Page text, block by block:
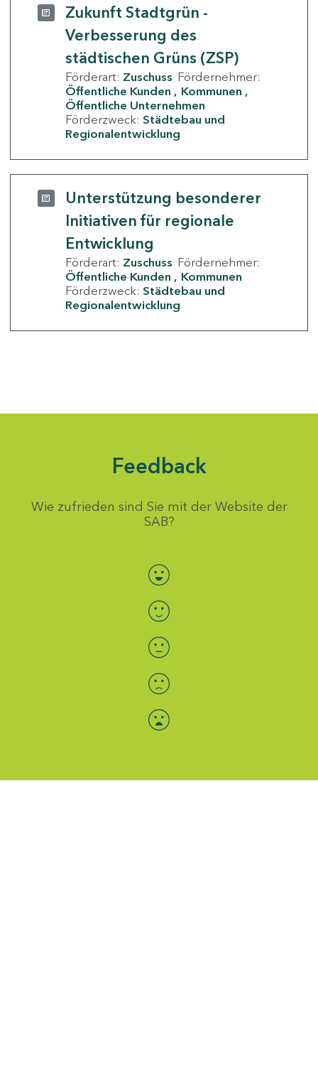
Zukunft Stadtgrün -
Verbesserung des
städtischen Grüns (ZSP)
Förderart: Zuschuss Fördernehmer:
Öffentliche Kunden
Kommunen
Öffentliche Unternehmen
Förderzweck: Städtebau und
Regionalentwicklung
Unterstützung besonderer
Initiativen für regionale
Entwicklung
Förderart: Zuschuss Fördernehmer:
Öffentliche Kunden
Kommunen
Förderzweck: Städtebau und
Regionalentwicklung
Feedback
Wie zufrieden sind Sie mit der Website der
SAB?
Bewertung auswählen